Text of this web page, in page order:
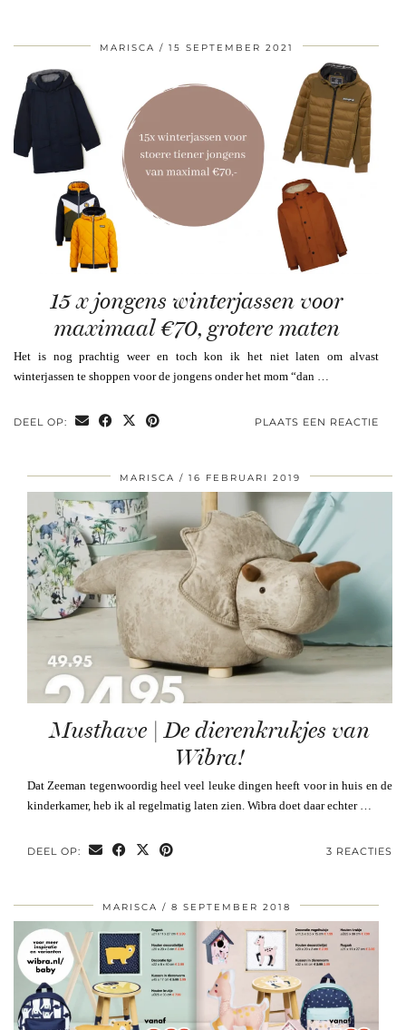
MARISCA 15 SEPTEMBER 2021
15 x jongens winterjassen voor
maximaal €70, grotere maten
Het is nog prachtig weer en toch kon ik het niet laten om alvast
winterjassen te shoppen voor de jongens onder het mom “dan …
DEEL OP: PLAATS EEN REACTIE
MARISCA 16 FEBRUARI 2019
Musthave | De dierenkrukjes van
Wibra!
Dat Zeeman tegenwoordig heel veel leuke dingen heeft voor in huis en de
kinderkamer, heb ik al regelmatig laten zien. Wibra doet daar echter …
DEEL OP: 3 REACTIES
MARISCA 8 SEPTEMBER 2018